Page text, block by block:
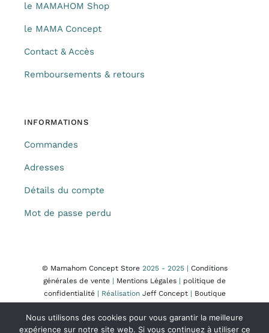
le MAMAHOM Shop
le MAMA Concept
Contact & Accès
Remboursements & retours
INFORMATIONS
Commandes
Adresses
Détails du compte
Mot de passe perdu
© Mamahom Concept Store2025 - 2025 | Conditions
générales de vente | Mentions Légales | politique de
confidentialité| Réalisation Jeff Concept| Boutique
Nous utilisons des cookies pour vous garantir la meilleure
expérience sur notre site web. Si vous continuez à utiliser ce